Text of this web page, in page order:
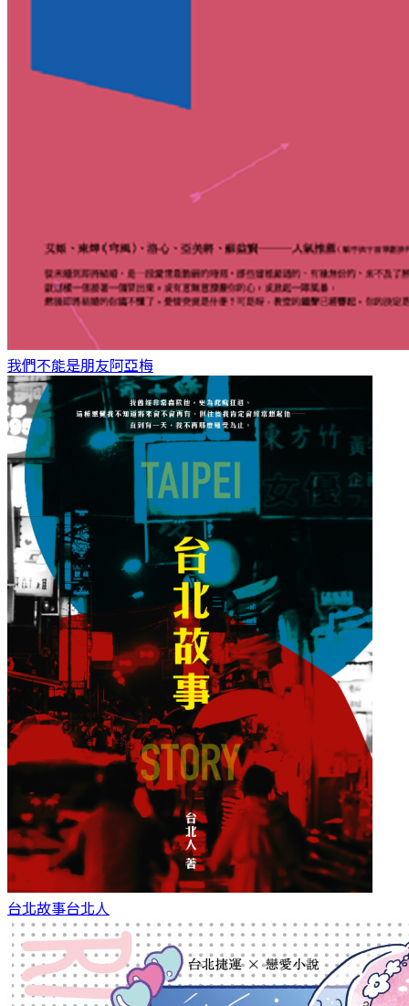
我們不能是朋友阿亞梅
台北故事台北人